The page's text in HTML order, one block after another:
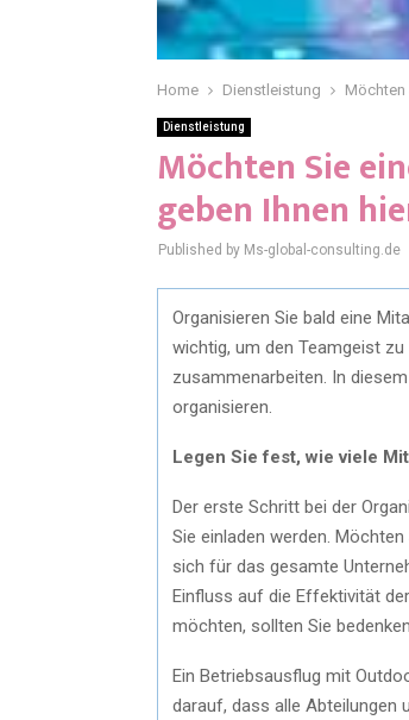
Home Dienstleistung Möchten
Dienstleistung
Möchten Sie
geben Ihnen
Published by Ms-global-consulting.de
Organisieren Sie bald eine
wichtig, um den Teamgeist
zusammenarbeiten. In
organisieren.
Legen Sie fest, wie viele
Der erste Schritt bei der
Sie einladen werden.
sich für das gesamte
Einfluss auf die Effektivität
möchten, sollten Sie
Ein Betriebsausflug mit
darauf, dass alle Abteilungen